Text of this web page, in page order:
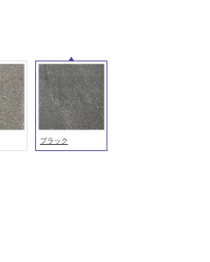
ブラック